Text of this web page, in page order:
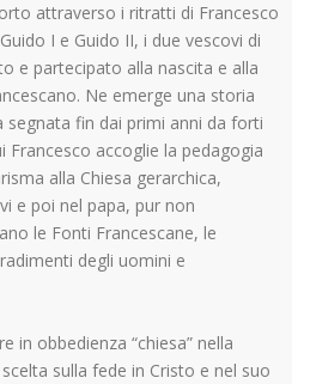
attraverso i ritratti di Francesco
I e Guido II, i due vescovi di
e partecipato alla nascita e alla
Ne emerge una storia
segnata fin dai primi anni da forti
Francesco accoglie la pedagogia
alla Chiesa gerarchica,
e poi nel papa, pur non
le Fonti Francescane, le
degli uomini e
in obbedienza “chiesa” nella
sulla fede in Cristo e nel suo